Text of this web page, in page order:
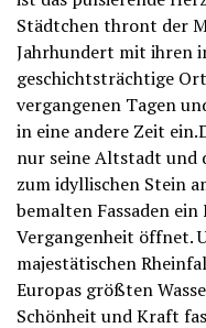
Städtchen thront der
Jahrhundert mit ihren
geschichtsträchtige
vergangenen Tagen
in eine andere Zeit
nur seine Altstadt und
zum idyllischen Stein
bemalten Fassaden
Vergangenheit öffnet.
majestätischen
Europas größten
Schönheit und Kraft